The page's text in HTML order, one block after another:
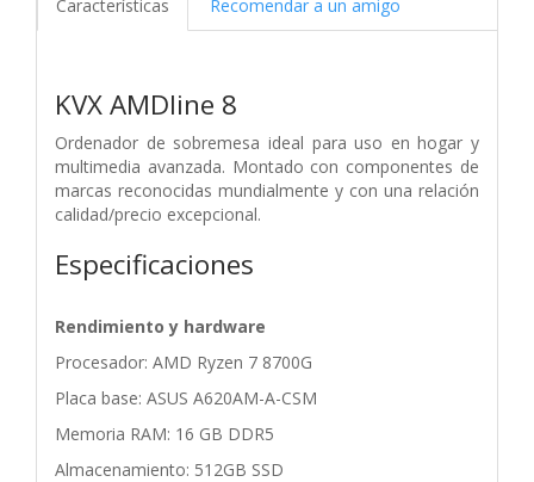
Características Recomendar a un amigo
KVX AMDline 8
Ordenador de sobremesa ideal para uso en hogar y
multimedia avanzada. Montado con componentes de
marcas reconocidas mundialmente y con una relación
calidad/precio excepcional.
Especificaciones
Rendimiento y hardware
Procesador: AMD Ryzen 7 8700G
Placa base: ASUS A620AM-A-CSM
Memoria RAM: 16 GB DDR5
Almacenamiento: 512GB SSD